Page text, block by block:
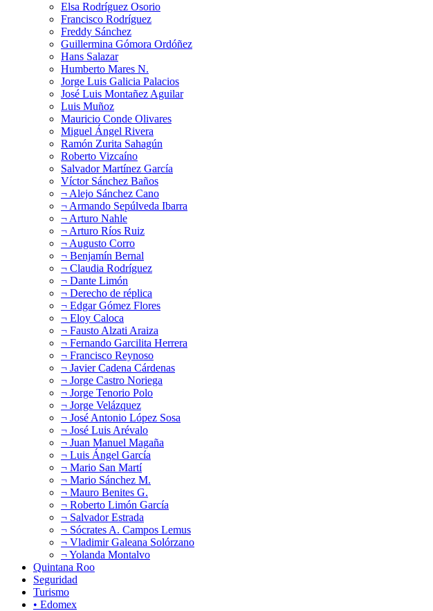
Elsa Rodríguez Osorio
Francisco Rodríguez
Freddy Sánchez
Guillermina Gómora Ordóñez
Hans Salazar
Humberto Mares N.
Jorge Luis Galicia Palacios
José Luis Montañez Aguilar
Luis Muñoz
Mauricio Conde Olivares
Miguel Ángel Rivera
Ramón Zurita Sahagún
Roberto Vizcaíno
Salvador Martínez García
Víctor Sánchez Baños
¬ Alejo Sánchez Cano
¬ Armando Sepúlveda Ibarra
¬ Arturo Nahle
¬ Arturo Ríos Ruiz
¬ Augusto Corro
¬ Benjamín Bernal
¬ Claudia Rodríguez
¬ Dante Limón
¬ Derecho de réplica
¬ Edgar Gómez Flores
¬ Eloy Caloca
¬ Fausto Alzati Araiza
¬ Fernando Garcilita Herrera
¬ Francisco Reynoso
¬ Javier Cadena Cárdenas
¬ Jorge Castro Noriega
¬ Jorge Tenorio Polo
¬ Jorge Velázquez
¬ José Antonio López Sosa
¬ José Luis Arévalo
¬ Juan Manuel Magaña
¬ Luis Ángel García
¬ Mario San Martí
¬ Mario Sánchez M.
¬ Mauro Benites G.
¬ Roberto Limón García
¬ Salvador Estrada
¬ Sócrates A. Campos Lemus
¬ Vladimir Galeana Solórzano
¬ Yolanda Montalvo
Quintana Roo
Seguridad
Turismo
• Edomex